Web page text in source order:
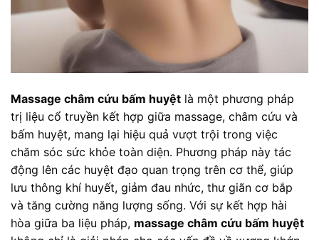
Massage châm cứu bấm huyệt là một phương pháp
trị liệu cổ truyền kết hợp giữa massage, châm cứu và
bấm huyệt, mang lại hiệu quả vượt trội trong việc
chăm sóc sức khỏe toàn diện. Phương pháp này tác
động lên các huyệt đạo quan trọng trên cơ thể, giúp
lưu thông khí huyết, giảm đau nhức, thư giãn cơ bắp
và tăng cường năng lượng sống. Với sự kết hợp hài
hòa giữa ba liệu pháp, massage châm cứu bấm huyệt